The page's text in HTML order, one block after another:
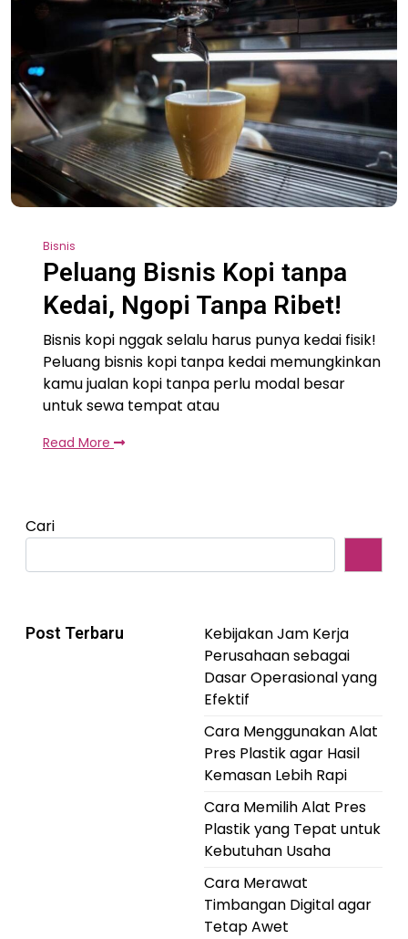
Bisnis
Peluang Bisnis Kopi tanpa
Kedai, Ngopi Tanpa Ribet!
Bisnis kopi nggak selalu harus punya kedai fisik!
Peluang bisnis kopi tanpa kedai memungkinkan
kamu jualan kopi tanpa perlu modal besar
untuk sewa tempat atau
Read More
Cari
Post Terbaru
Kebijakan Jam Kerja
Perusahaan sebagai
Dasar Operasional yang
Efektif
Cara Menggunakan Alat
Pres Plastik agar Hasil
Kemasan Lebih Rapi
Cara Memilih Alat Pres
Plastik yang Tepat untuk
Kebutuhan Usaha
Cara Merawat
Timbangan Digital agar
Tetap Awet